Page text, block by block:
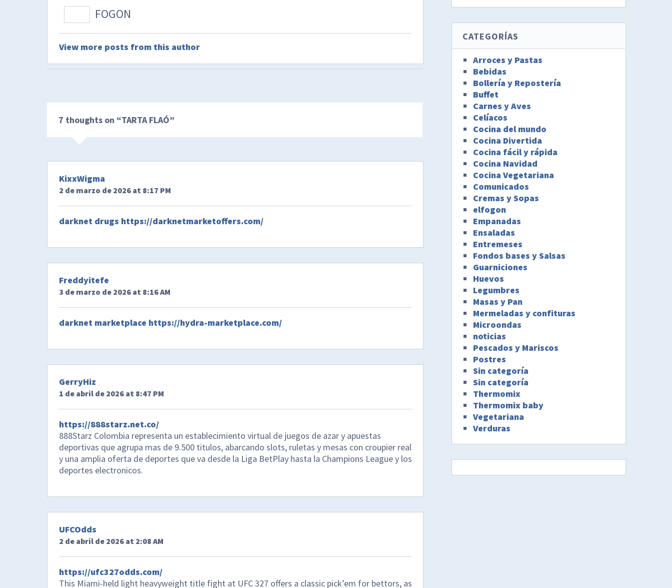
FOGON
View more posts from this author
7 thoughts on “TARTA FLAÓ”
KixxWigma
2 de marzo de 2026 at 8:17 PM
darknet drugs https://darknetmarketoffers.com/
Freddyitefe
3 de marzo de 2026 at 8:16 AM
darknet marketplace https://hydra-marketplace.com/
GerryHiz
1 de abril de 2026 at 8:47 PM
https://888starz.net.co/
888Starz Colombia representa un establecimiento virtual de juegos de azar y apuestas
deportivas que agrupa mas de 9.500 titulos, abarcando slots, ruletas y mesas con croupier real
y una amplia oferta de deportes que va desde la Liga BetPlay hasta la Champions League y los
deportes electronicos.
UFCOdds
2 de abril de 2026 at 2:08 AM
https://ufc327odds.com/
This Miami-held light heavyweight title fight at UFC 327 offers a classic pick’em for bettors, as
CATEGORÍAS
Arroces y Pastas
Bebidas
Bollería y Repostería
Buffet
Carnes y Aves
Celíacos
Cocina del mundo
Cocina Divertida
Cocina fácil y rápida
Cocina Navidad
Cocina Vegetariana
Comunicados
Cremas y Sopas
elfogon
Empanadas
Ensaladas
Entremeses
Fondos bases y Salsas
Guarniciones
Huevos
Legumbres
Masas y Pan
Mermeladas y confituras
Microondas
noticias
Pescados y Mariscos
Postres
Sin categoría
Sin categoría
Thermomix
Thermomix baby
Vegetariana
Verduras